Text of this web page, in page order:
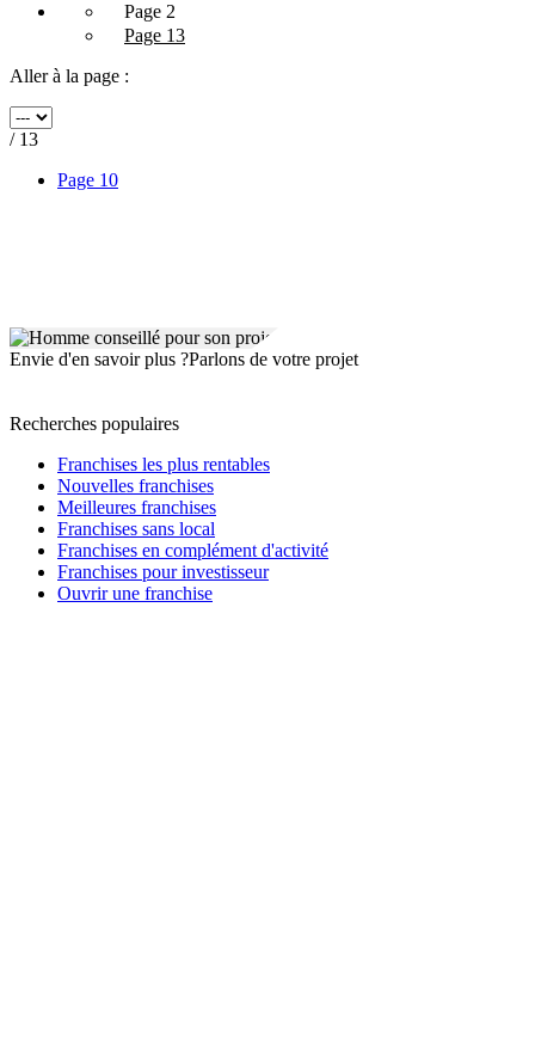
Page 2
Page 13
Aller à la page :
/ 13
Page 10
Envie d'en savoir plus ?Parlons de votre projet
Recherches populaires
Franchises les plus rentables
Nouvelles franchises
Meilleures franchises
Franchises sans local
Franchises en complément d'activité
Franchises pour investisseur
Ouvrir une franchise